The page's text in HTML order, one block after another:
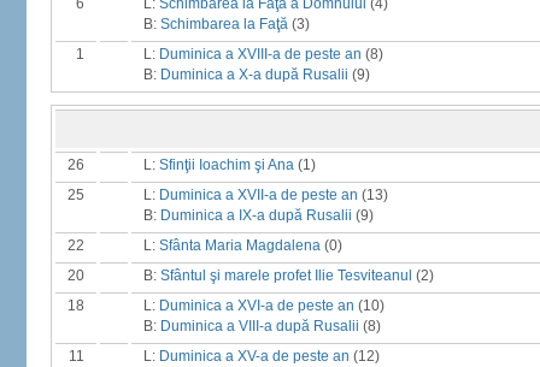
6
L: Schimbarea la Faţă a Domnului (4)
B: Schimbarea la Faţă (3)
1
L: Duminica a XVIII-a de peste an (8)
B: Duminica a X-a după Rusalii (9)
26 L: Sfinţii Ioachim şi Ana (1)
25
L: Duminica a XVII-a de peste an (13)
B: Duminica a IX-a după Rusalii (9)
22
L: Sfânta Maria Magdalena (0)
20
B: Sfântul şi marele profet Ilie Tesviteanul (2)
18
L: Duminica a XVI-a de peste an (10)
B: Duminica a VIII-a după Rusalii (8)
11
L: Duminica a XV-a de peste an (12)